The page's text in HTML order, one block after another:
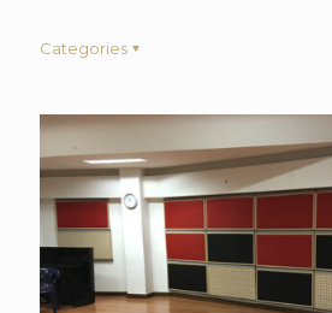
Categories